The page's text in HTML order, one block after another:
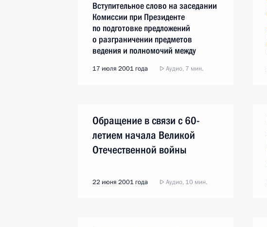
Вступительное слово на заседании
Комиссии при Президенте
по подготовке предложений
о разграничении предметов
ведения и полномочий между
государственной власти субъектов
17 июля 2001 года Аудио, 7 мин.
Обращение в связи с 60-
летием начала Великой
Отечественной войны
22 июня 2001 года Аудио, 10 мин.